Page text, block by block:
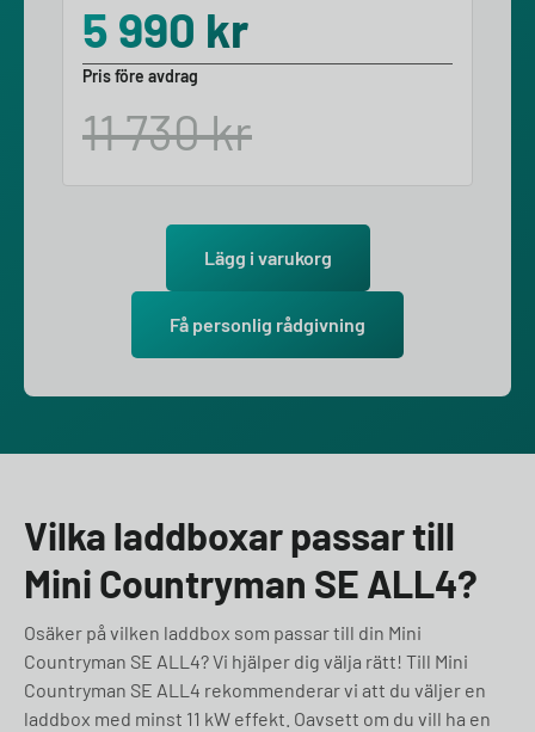
5 990 kr
Pris före avdrag
11 730kr
Lägg i varukorg
Få personlig rådgivning
Vilka laddboxar passar till
Mini Countryman SE ALL4?
Osäker på vilken laddbox som passar till din Mini
Countryman SE ALL4? Vi hjälper dig välja rätt! Till Mini
Countryman SE ALL4 rekommenderar vi att du väljer en
laddbox med minst 11 kW effekt. Oavsett om du vill ha en